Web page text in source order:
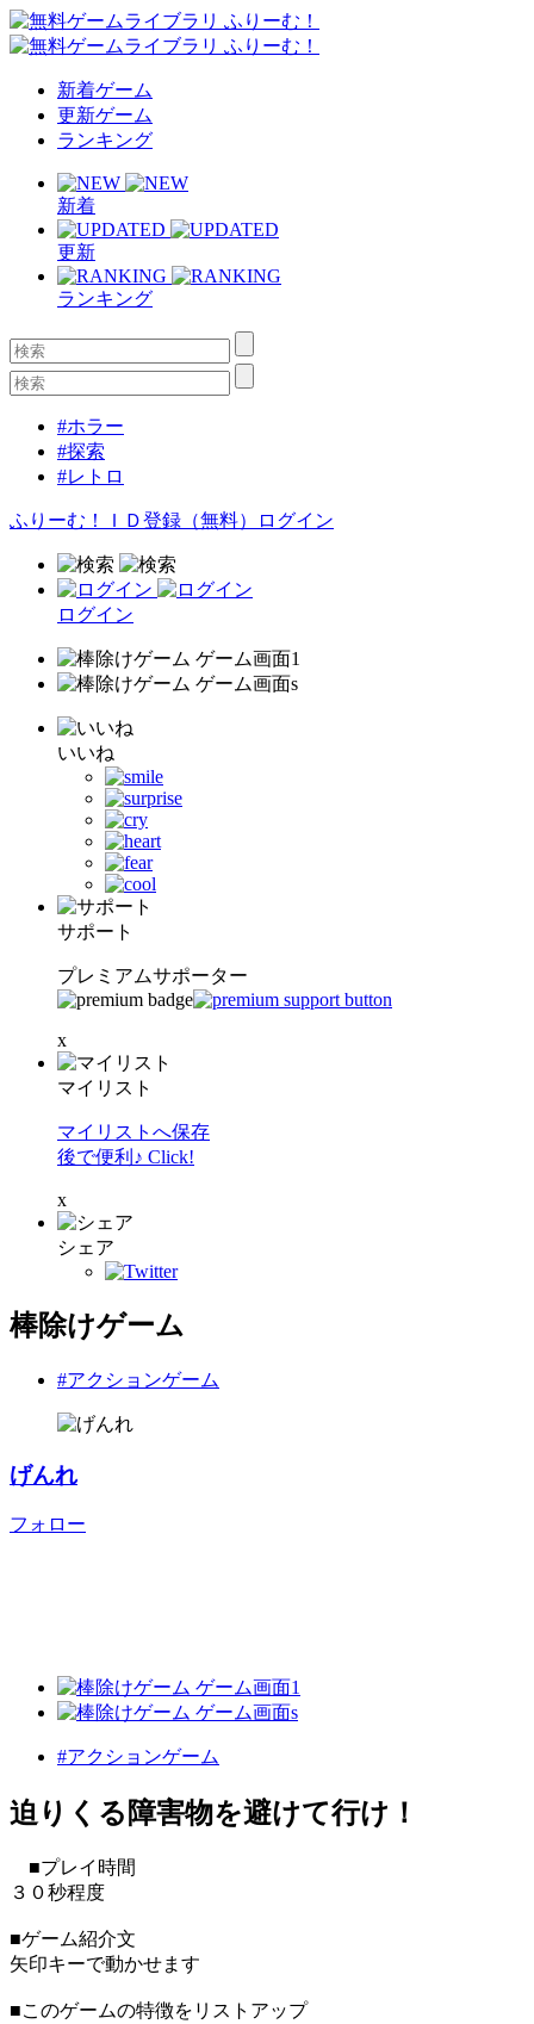
新着ゲーム
更新ゲーム
ランキング
新着
更新
ランキング
#ホラー
#探索
#レトロ
ふりーむ！ＩＤ登録（無料） ログイン
ログイン
いいね
サポート
プレミアムサポーター
x
マイリスト
マイリストへ保存
後で便利♪ Click!
x
シェア
棒除けゲーム
#アクションゲーム
げんれ
フォロー
#アクションゲーム
迫りくる障害物を避けて行け！
■プレイ時間
３０秒程度
■ゲーム紹介文
矢印キーで動かせます
■このゲームの特徴をリストアップ